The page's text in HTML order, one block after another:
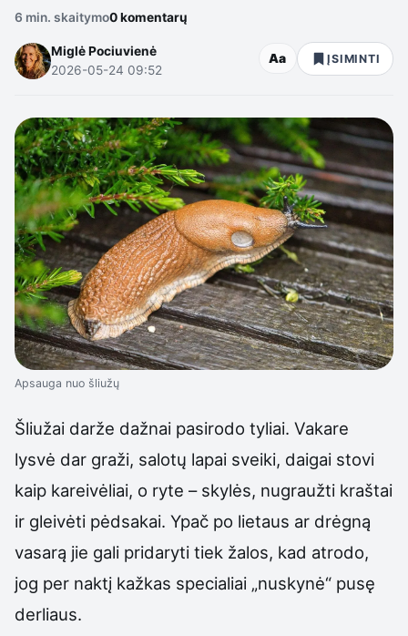
6 min. skaitymo0 komentarų
Miglė Pociuvienė
2026-05-24 09:52
Aa ĮSIMINTI
Apsauga nuo šliužų
Šliužai darže dažnai pasirodo tyliai. Vakare
lysvė dar graži, salotų lapai sveiki, daigai stovi
kaip kareivėliai, o ryte – skylės, nugraužti kraštai
ir gleivėti pėdsakai. Ypač po lietaus ar drėgną
vasarą jie gali pridaryti tiek žalos, kad atrodo,
jog per naktį kažkas specialiai „nuskynė“ pusę
derliaus.